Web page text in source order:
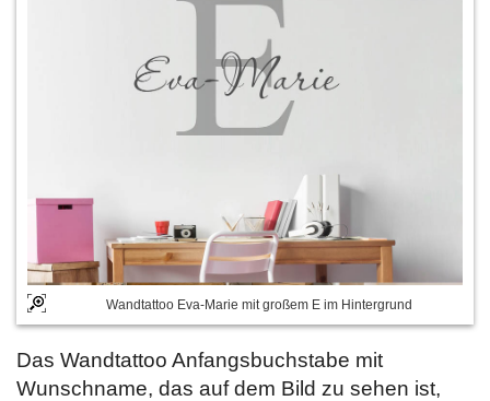
Wandtattoo Eva-Marie mit großem E im Hintergrund
Das Wandtattoo Anfangsbuchstabe mit
Wunschname, das auf dem Bild zu sehen ist,